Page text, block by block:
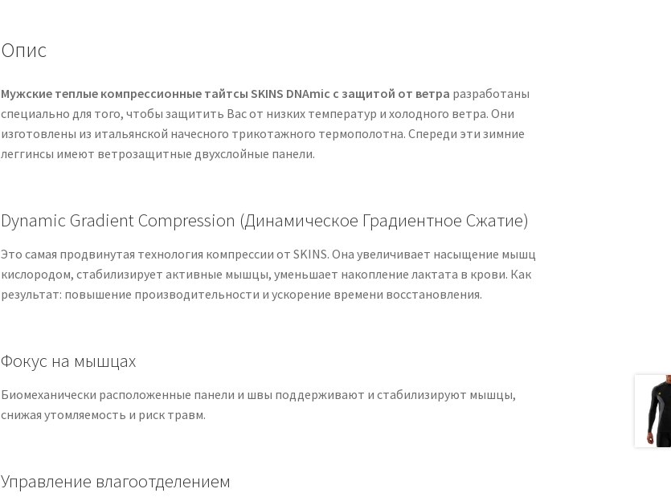
Опис
Мужские теплые компрессионные тайтсы SKINS DNAmic с защитой от ветра разработаны
специально для того, чтобы защитить Вас от низких температур и холодного ветра. Они
изготовлены из итальянской начесного трикотажного термополотна. Спереди эти зимние
леггинсы имеют ветрозащитные двухслойные панели.
Dynamic Gradient Compression (Динамическое Градиентное Сжатие)
Это самая продвинутая технология компрессии от SKINS. Она увеличивает насыщение мышц
кислородом, стабилизирует активные мышцы, уменьшает накопление лактата в крови. Как
результат: повышение производительности и ускорение времени восстановления.
Фокус на мышцах
Биомеханически расположенные панели и швы поддерживают и стабилизируют мышцы,
снижая утомляемость и риск травм.
Управление влагоотделением